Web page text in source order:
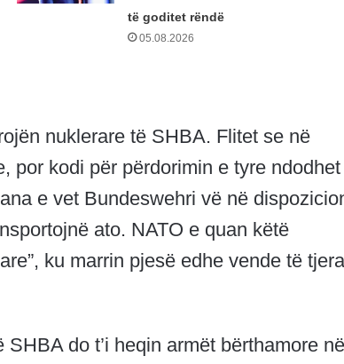
të goditet rëndë
05.08.2026
nuklerare të SHBA. Flitet se në
por kodi për përdorimin e tyre ndodhet
e vet Bundeswehri vë në
ato. NATO e quan këtë
ku marrin pjesë edhe vende të tjera
do t’i heqin armët bërthamore në